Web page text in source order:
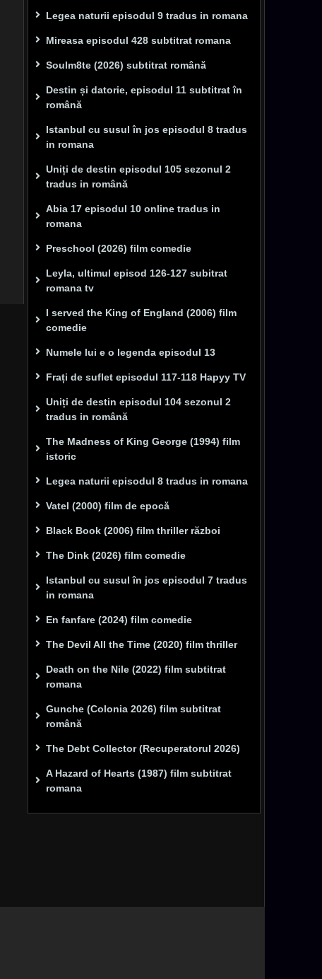
Legea naturii episodul 9 tradus in romana
Mireasa episodul 428 subtitrat romana
Soulm8te (2026) subtitrat română
Destin și datorie, episodul 11 subtitrat în
română
Istanbul cu susul în jos episodul 8 tradus
in romana
Uniți de destin episodul 105 sezonul 2
tradus in română
Abia 17 episodul 10 online tradus in
romana
Preschool (2026) film comedie
Leyla, ultimul episod 126-127 subitrat
romana tv
I served the King of England (2006) film
comedie
Numele lui e o legenda episodul 13
Frați de suflet episodul 117-118 Hapyy TV
Uniți de destin episodul 104 sezonul 2
tradus in română
The Madness of King George (1994) film
istoric
Legea naturii episodul 8 tradus in romana
Vatel (2000) film de epocă
Black Book (2006) film thriller război
The Dink (2026) film comedie
Istanbul cu susul în jos episodul 7 tradus
in romana
En fanfare (2024) film comedie
The Devil All the Time (2020) film thriller
Death on the Nile (2022) film subtitrat
romana
Gunche (Colonia 2026) film subtitrat
română
The Debt Collector (Recuperatorul 2026)
A Hazard of Hearts (1987) film subtitrat
romana